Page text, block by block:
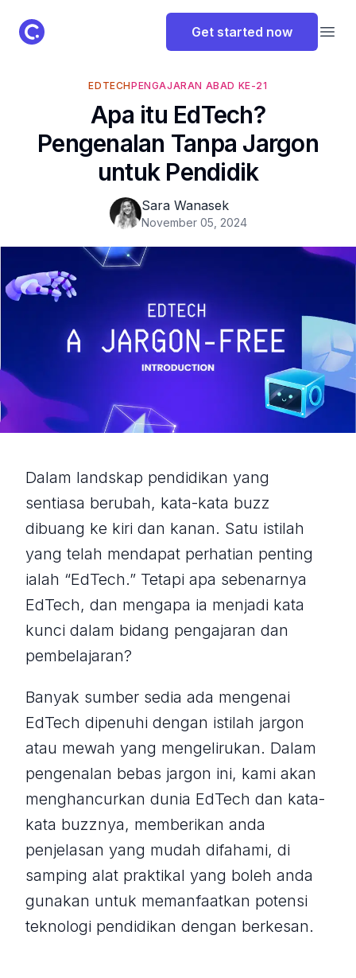
ClassPoint Logo Get started now
EDTECHPENGAJARAN ABAD KE-21
Apa itu EdTech?
Pengenalan Tanpa Jargon
untuk Pendidik
Sara Wanasek
November 05, 2024
Dalam landskap pendidikan yang
sentiasa berubah, kata-kata buzz
dibuang ke kiri dan kanan. Satu istilah
yang telah mendapat perhatian penting
ialah “EdTech.” Tetapi apa sebenarnya
EdTech, dan mengapa ia menjadi kata
kunci dalam bidang pengajaran dan
pembelajaran?
Banyak sumber sedia ada mengenai
EdTech dipenuhi dengan istilah jargon
atau mewah yang mengelirukan. Dalam
pengenalan bebas jargon ini, kami akan
menghancurkan dunia EdTech dan kata-
kata buzznya, memberikan anda
penjelasan yang mudah difahami, di
samping alat praktikal yang boleh anda
gunakan untuk memanfaatkan potensi
teknologi pendidikan dengan berkesan.